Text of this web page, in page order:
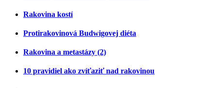
Rakovina kostí
Protirakovinová Budwigovej diéta
Rakovina a metastázy (2)
10 pravidiel ako zvíťaziť nad rakovinou